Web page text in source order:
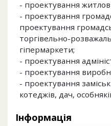
- проектування
- проектування
проектування
торгівельно-
гіпермаркети;
- проектування
- проектування
- проектування
котеджів, дач,
Інформація